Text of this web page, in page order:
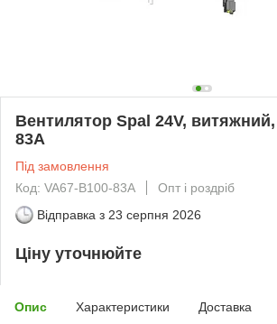
Вентилятор Spal 24V,
83A
Під замовлення
Код: VA67-B100-83A
Опт і роздріб
Відправка з 23 серпня 2026
Ціну уточнюйте
Опис Характеристики Доставка